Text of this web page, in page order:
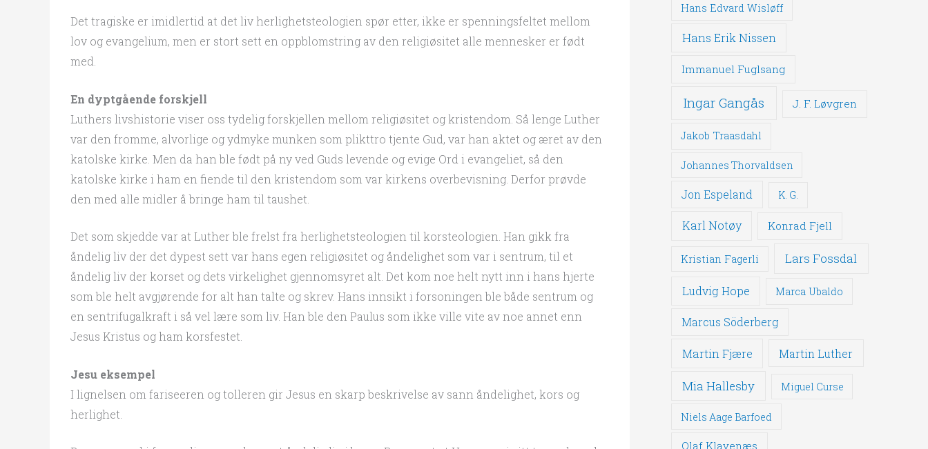
Det tragiske er imidlertid at det liv herlighetsteologien spør etter, ikke er spenningsfeltet mellom
lov og evangelium, men er stort sett en oppblomstring av den religiøsitet alle mennesker er født
med.
En dyptgående forskjell
Luthers livshistorie viser oss tydelig forskjellen mellom religiøsitet og kristendom. Så lenge Luther
var den fromme, alvorlige og ydmyke munken som plikttro tjente Gud, var han aktet og æret av den
katolske kirke. Men da han ble født på ny ved Guds levende og evige Ord i evangeliet, så den
katolske kirke i ham en fiende til den kristendom som var kirkens overbevisning. Derfor prøvde
den med alle midler å bringe ham til taushet.
Det som skjedde var at Luther ble frelst fra herlighetsteologien til korsteologien. Han gikk fra
åndelig liv der det dypest sett var hans egen religiøsitet og åndelighet som var i sentrum, til et
åndelig liv der korset og dets virkelighet gjennomsyret alt. Det kom noe helt nytt inn i hans hjerte
som ble helt avgjørende for alt han talte og skrev. Hans innsikt i forsoningen ble både sentrum og
en sentrifugalkraft i så vel lære som liv. Han ble den Paulus som ikke ville vite av noe annet enn
Jesus Kristus og ham korsfestet.
Jesu eksempel
I lignelsen om fariseeren og tolleren gir Jesus en skarp beskrivelse av sann åndelighet, kors og
herlighet.
Hans Edvard Wisløff
Hans Erik Nissen
Immanuel Fuglsang
Ingar Gangås J. F. Løvgren
Jakob Traasdahl
Johannes Thorvaldsen
Jon Espeland K. G.
Karl Notøy Konrad Fjell
Kristian Fagerli Lars Fossdal
Ludvig Hope Marca Ubaldo
Marcus Söderberg
Martin Fjære Martin Luther
Mia Hallesby Miguel Curse
Niels Aage Barfoed
Olaf Klavenæs